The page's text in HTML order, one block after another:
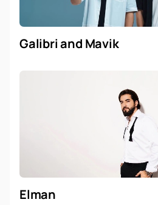
Galibri and Mavik
Elman